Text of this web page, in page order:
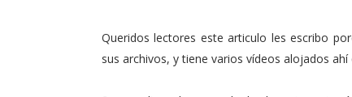
Queridos lectores este articulo les escribo
sus archivos, y tiene varios vídeos alojados